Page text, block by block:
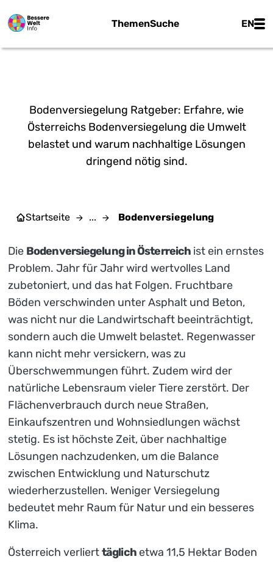
ThemenSuche EN
Bodenversiegelung Ratgeber: Erfahre, wie
Österreichs Bodenversiegelung die Umwelt
belastet und warum nachhaltige Lösungen
dringend nötig sind.
Startseite ... Bodenversiegelung
Die Bodenversiegelung in Österreich ist ein ernstes
Problem. Jahr für Jahr wird wertvolles Land
zubetoniert, und das hat Folgen. Fruchtbare
Böden verschwinden unter Asphalt und Beton,
was nicht nur die Landwirtschaft beeinträchtigt,
sondern auch die Umwelt belastet. Regenwasser
kann nicht mehr versickern, was zu
Überschwemmungen führt. Zudem wird der
natürliche Lebensraum vieler Tiere zerstört. Der
Flächenverbrauch durch neue Straßen,
Einkaufszentren und Wohnsiedlungen wächst
stetig. Es ist höchste Zeit, über nachhaltige
Lösungen nachzudenken, um die Balance
zwischen Entwicklung und Naturschutz
wiederherzustellen. Weniger Versiegelung
bedeutet mehr Raum für Natur und ein besseres
Klima.
Österreich verlierttäglichetwa 11,5 Hektar Boden